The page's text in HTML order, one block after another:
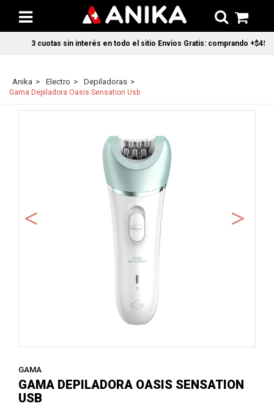
3 cuotas sin interés en todo el sitio Envíos Gratis: comprando
Anika Electro Depiladoras
Gama Depiladora Oasis Sensation Usb
GAMA
GAMA DEPILADORA OASIS SENSATION
USB